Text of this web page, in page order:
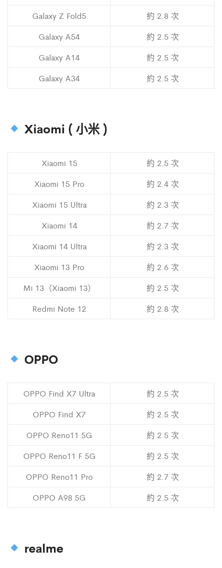
Galaxy Z Fold5
約 2.8 次
Galaxy A54
約 2.5 次
Galaxy A14
約 2.5 次
Galaxy A34
約 2.5 次
Xiaomi ( 小米 )
Xiaomi 15
約 2.5 次
Xiaomi 15 Pro
約 2.4 次
Xiaomi 15 Ultra
約 2.3 次
Xiaomi 14
約 2.7 次
Xiaomi 14 Ultra
約 2.3 次
Xiaomi 13 Pro
約 2.6 次
Mi 13（Xiaomi 13）
約 2.5 次
Redmi Note 12
約 2.8 次
OPPO
OPPO Find X7 Ultra
約 2.5 次
OPPO Find X7
約 2.5 次
OPPO Reno11 5G
約 2.5 次
OPPO Reno11 F 5G
約 2.5 次
OPPO Reno11 Pro
約 2.7 次
OPPO A98 5G
約 2.5 次
realme